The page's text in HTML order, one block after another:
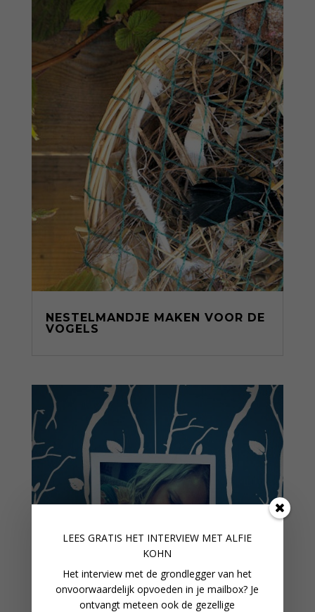
NESTELMANDJE MAKEN VOOR DE
VOGELS
LEES GRATIS HET INTERVIEW MET ALFIE
KOHN
Het interview met de grondlegger van het
onvoorwaardelijk opvoeden in je mailbox? Je
ontvangt meteen ook de gezellige